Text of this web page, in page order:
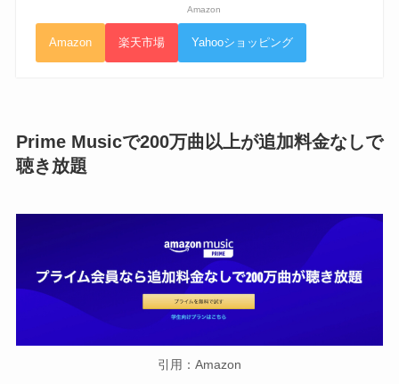
Amazon
Amazon 楽天市場 Yahooショッピング
Prime Musicで200万曲以上が追加料金なしで
聴き放題
引用：Amazon